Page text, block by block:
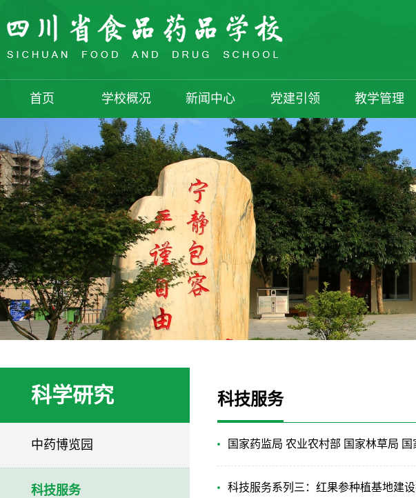
首页 学校概况 新闻中心 党建引领 教学管理
科学研究
中药博览园
科技服务
科技服务
国家药监局 农业农村部 国家林草局
科技服务系列三：红果参种植基地建